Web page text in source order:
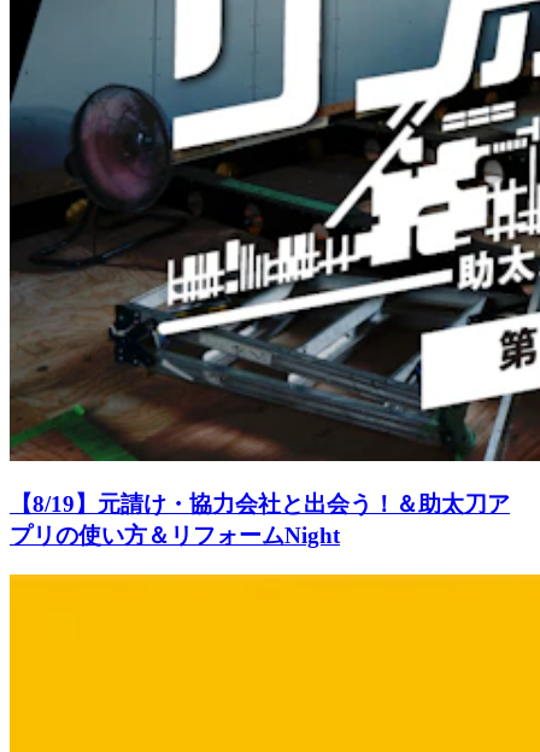
【8/19】元請け・協力会社と出会う！＆助太刀ア
プリの使い方＆リフォームNight